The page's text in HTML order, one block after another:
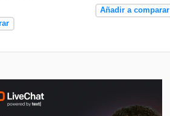
Añadir a comparar